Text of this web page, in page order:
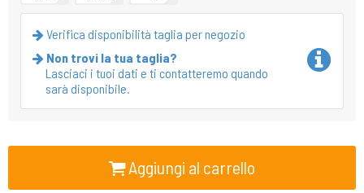
Verifica disponibilità taglia per negozio
Non trovi la tua taglia?
Lasciaci i tuoi dati e ti contatteremo quando
sarà disponibile.
Aggiungi al carrello